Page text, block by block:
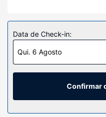
de ecrã plano. As camas
de alta qualidade. O
estar sempre contactável.
seleção de canais via
privativas dispõem de
artigos de higiene grátis e
Serviço do hotel
Data de Check-in:
Qui. 6 Agosto
Confirmar